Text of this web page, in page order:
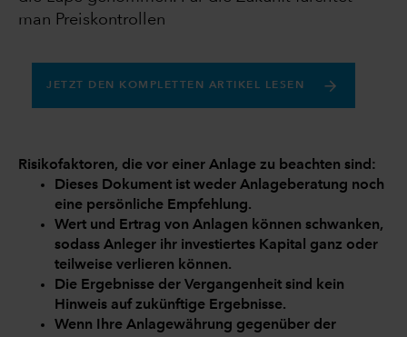
man Preiskontrollen
JETZT DEN KOMPLETTEN ARTIKEL LESEN
Risikofaktoren, die vor einer Anlage zu beachten sind:
Dieses Dokument ist weder Anlageberatung noch
eine persönliche Empfehlung.
Wert und Ertrag von Anlagen können schwanken,
sodass Anleger ihr investiertes Kapital ganz oder
teilweise verlieren können.
Die Ergebnisse der Vergangenheit sind kein
Hinweis auf zukünftige Ergebnisse.
Wenn Ihre Anlagewährung gegenüber der